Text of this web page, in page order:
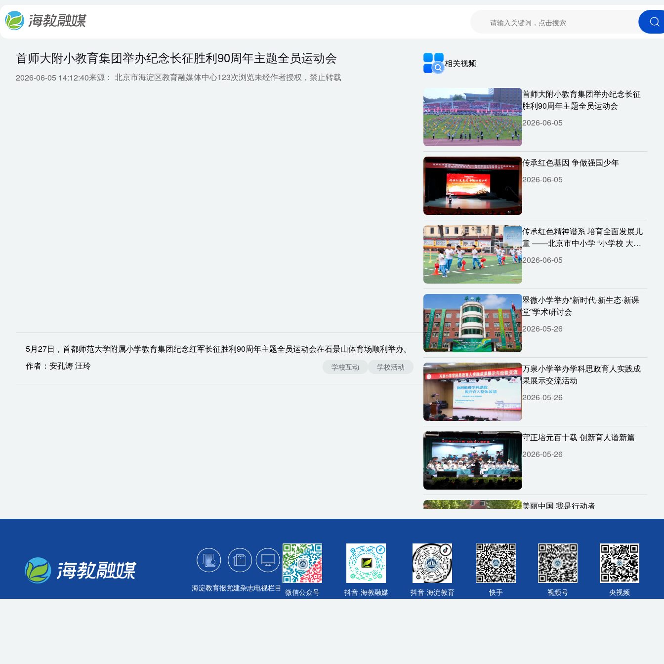
首师大附小教育集团举办纪念长征胜利90周年主题全员运动会
2026-06-05 14:12:40来源： 北京市海淀区教育融媒体中心123次浏览未经作者授权，禁止转载
5月27日，首都师范大学附属小学教育集团纪念红军长征胜利90周年主题全员运动会在石景山体育场顺利举办。
作者：安孔涛 汪玲
学校互动 学校活动
相关视频
首师大附小教育集团举办纪念长征
胜利90周年主题全员运动会
2026-06-05
传承红色基因 争做强国少年
2026-06-05
传承红色精神谱系 培育全面发展儿
童 ——北京市中小学 “小学校 大思
政” 课程整体育人研讨会举行
2026-06-05
翠微小学举办“新时代·新生态·新课
堂”学术研讨会
2026-05-26
万泉小学举办学科思政育人实践成
果展示交流活动
2026-05-26
守正培元百十载 创新育人谱新篇
2026-05-26
美丽中国 我是行动者
2026-05-26
点亮一刻钟 全域育人健康为健康护
海淀教育报党建杂志电视栏目 微信公众号 抖音-海教融媒 抖音-海淀教育 快手 视频号 央视频